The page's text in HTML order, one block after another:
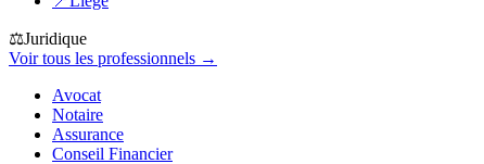
⚖️Juridique
Voir tous les professionnels →
Avocat
Notaire
Assurance
Conseil Financier